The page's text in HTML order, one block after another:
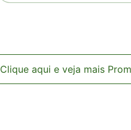
Clique aqui e veja mais